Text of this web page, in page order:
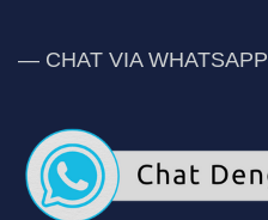
— CHAT VIA WHATSAPP